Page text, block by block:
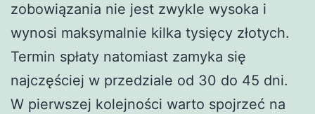
zobowiązania nie jest zwykle wysoka i
wynosi maksymalnie kilka tysięcy złotych.
Termin spłaty natomiast zamyka się
najczęściej w przedziale od 30 do 45 dni.
W pierwszej kolejności warto spojrzeć na